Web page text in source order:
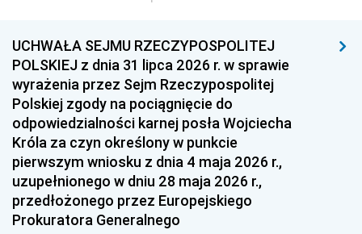
UCHWAŁA SEJMU RZECZYPOSPOLITEJ
POLSKIEJ z dnia 31 lipca 2026 r. w sprawie
wyrażenia przez Sejm Rzeczypospolitej
Polskiej zgody na pociągnięcie do
odpowiedzialności karnej posła Wojciecha
Króla za czyn określony w punkcie
pierwszym wniosku z dnia 4 maja 2026 r.,
uzupełnionego w dniu 28 maja 2026 r.,
przedłożonego przez Europejskiego
Prokuratora Generalnego